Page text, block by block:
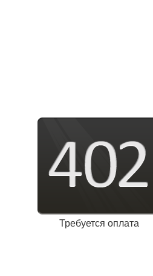
Требуется оплата